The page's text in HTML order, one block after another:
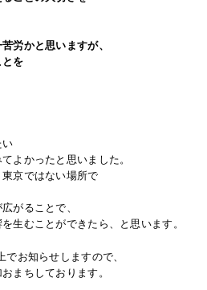
労かと思いますが、
とを
い
よかったと思いました。
京ではない場所で
がることで、
生むことができたら、と思います。
お知らせしますので、
まちしております。